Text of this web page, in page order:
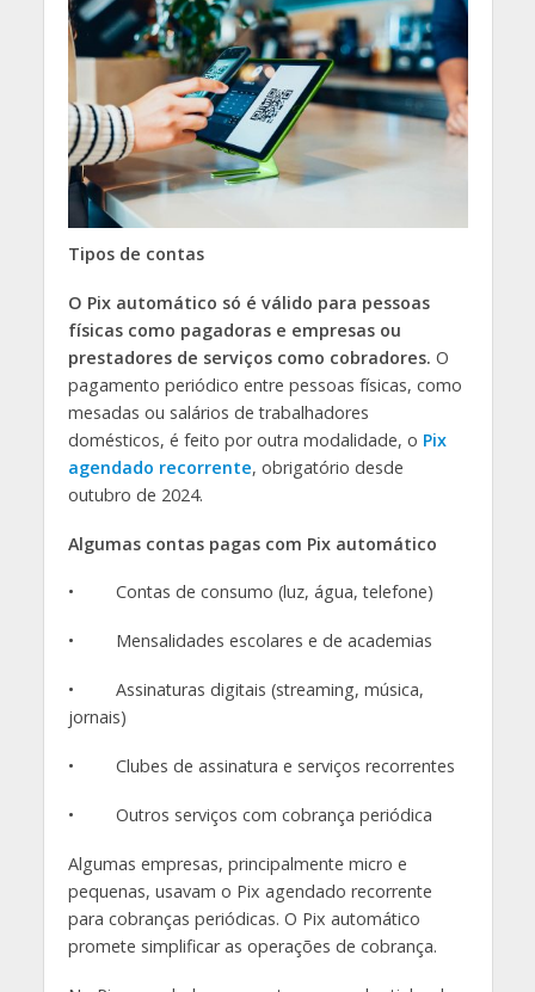
Tipos de contas
O Pix automático só é válido para pessoas
físicas como pagadoras e empresas ou
prestadores de serviços como cobradores. O
pagamento periódico entre pessoas físicas, como
mesadas ou salários de trabalhadores
domésticos, é feito por outra modalidade, o Pix
agendado recorrente, obrigatório desde
outubro de 2024.
Algumas contas pagas com Pix automático
• Contas de consumo (luz, água, telefone)
• Mensalidades escolares e de academias
• Assinaturas digitais (streaming, música,
jornais)
• Clubes de assinatura e serviços recorrentes
• Outros serviços com cobrança periódica
Algumas empresas, principalmente micro e
pequenas, usavam o Pix agendado recorrente
para cobranças periódicas. O Pix automático
promete simplificar as operações de cobrança.